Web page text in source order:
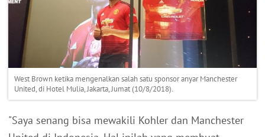
West Brown ketika mengenalkan salah satu sponsor anyar Manchester
United, di Hotel Mulia, Jakarta, Jumat (10/8/2018).
"Saya senang bisa mewakili Kohler dan Manchester